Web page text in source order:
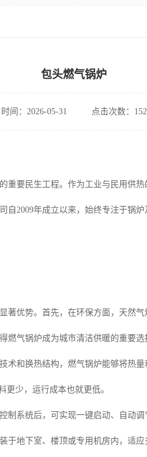
包头燃气锅炉
时间：2026-05-31 点击次数：152
重要民生工程。作为工业与民用供
自2009年成立以来，始终专注于锅
著优势。首先，在环保方面，天然
气锅炉成为城市清洁供暖的重要选
术和换热结构，燃气锅炉能够将热
更少，运行成本也就更低。
系统后，可实现一键启动、自动
于地下室、楼顶或专用机房内，适应